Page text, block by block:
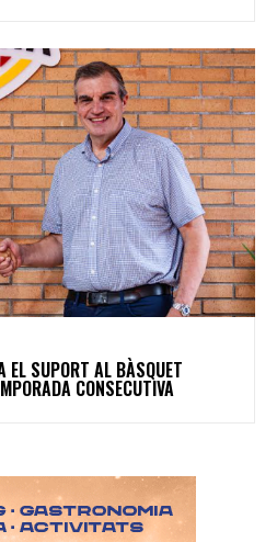
EL SUPORT AL BÀSQUET
CONSECUTIVA